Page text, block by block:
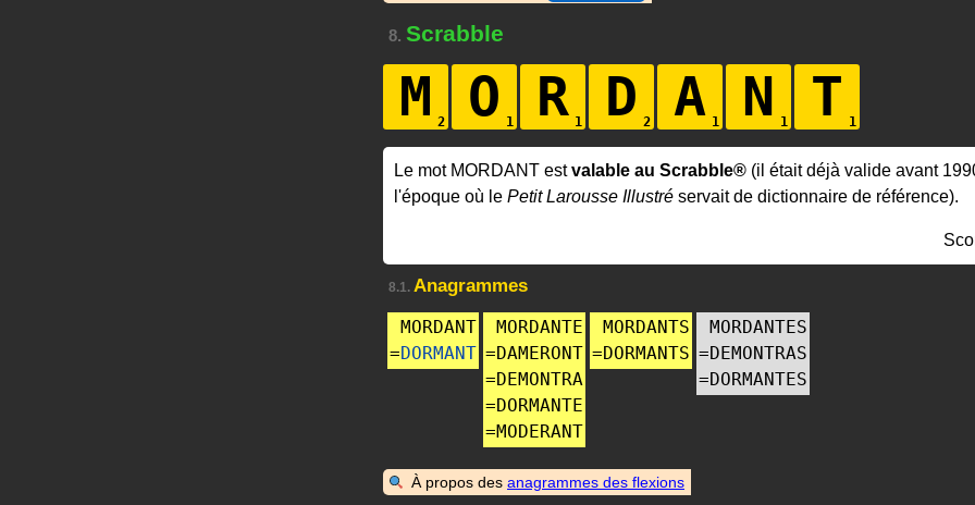
8. Scrabble
M O R D A N T
Le mot MORDANT estvalable au Scrabble® (il était déjà valide avant
l'époque où le Petit Larousse Illustré servait de dictionnaire de référence).
8.1. Anagrammes
MORDANT
=DORMANT
MORDANTE
=DAMERONT
=DEMONTRA
=DORMANTE
=MODERANT
MORDANTS
=DORMANTS
MORDANTES
=DEMONTRAS
=DORMANTES
À propos des anagrammes des flexions